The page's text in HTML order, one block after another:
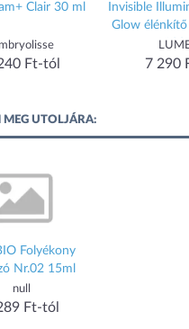
Clair 30 ml
Ft-tól
Invisible
Glow
100
7 290
MEG UTOLJÁRA:
Folyékony
Nr.02 15ml
null
Ft-tól